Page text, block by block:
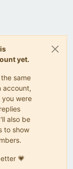
yet.
same
account,
were
also be
to show
💗